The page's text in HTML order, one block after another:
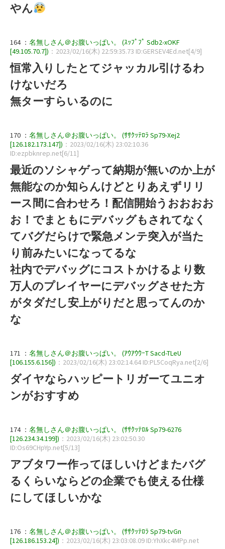
やん
164 ： 名無しさん＠お腹いっぱい。 (ｽｯﾌﾟﾌﾟ Sdb2-xOKF
[49.105.70.7]) ：2023/02/16(木) 22:59:35.73 ID:GERSEV4Ed.net[4/9]
恒常入りしたとてジャッカル引けるわ
けないだろ
無ターすらいるのに
170 ： 名無しさん＠お腹いっぱい。 (ｻｻｸｯﾃﾛﾗ Sp79-Xej2
[126.182.173.147]) ：2023/02/16(木) 23:02:10.36
ID:ezpbknrep.net[6/11]
最近のソシャゲって納期が無いのか上が
無能なのか知らんけどとりあえずリリ
ース間に合わせろ！配信開始うおおおお
お！でまともにデバッグもされてなく
てバグだらけで緊急メンテ突入が当た
り前みたいになってるな
社内でデバッグにコストかけるより数
万人のプレイヤーにデバッグさせた方
がタダだし安上がりだと思ってんのか
な
171 ： 名無しさん＠お腹いっぱい。 (ｱｳｱｳｳｰT Sacd-TLeU
[106.155.6.156]) ：2023/02/16(木) 23:02:14.64 ID:PL5CoqRya.net[2/6]
ダイヤならハッピートリガーてユニオ
ンがおすすめ
174 ： 名無しさん＠お腹いっぱい。 (ｻｻｸｯﾃﾛﾙ Sp79-6276
[126.234.34.199]) ：2023/02/16(木) 23:02:50.30
ID:Os69CHpYp.net[5/13]
アブタワー作ってほしいけどまたバグ
るくらいならどの企業でも使える仕様
にしてほしいかな
176 ： 名無しさん＠お腹いっぱい。 (ｻｻｸｯﾃﾛﾗ Sp79-tvGn
[126.186.153.24]) ：2023/02/16(木) 23:03:08.09 ID:YhXkc4MPp.net